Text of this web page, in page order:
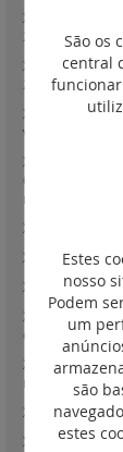
XL3 4000 -
250 versão fixa
XL3 4000 -
250 versão
XL3 4000 -
versão fixa e
XL3 4000 -
630 versão
reguláveis
XL3 160 -
XL3 160 -
XL3 400 -
XL3 160 -
completos - 24
XL3 400 -
módulos por fila
XL3 800 -
XL3 400 -
São os
central
Estes
nosso
Podem
um
são
estes